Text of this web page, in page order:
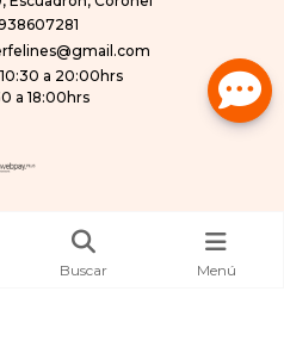
a 20:00hrs
a 18:00hrs
por
Bsale
Buscar Menú